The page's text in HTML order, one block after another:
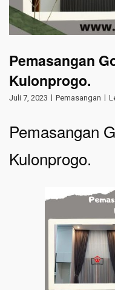
Pemasangan
Kulonprogo.
Juli 7, 2023 Pemasangan
Pemasangan
Kulonprogo.